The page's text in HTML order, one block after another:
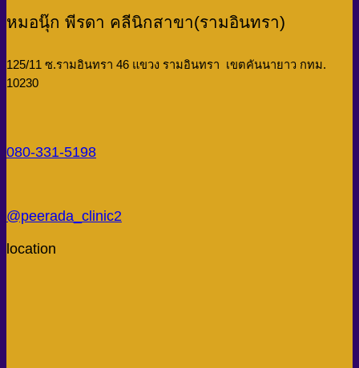
หมอนุ๊ก พีรดา คลีนิกสาขา(รามอินทรา)
125/11 ซ.รามอินทรา 46 แขวง รามอินทรา เขตคันนายาว กทม.
10230
080-331-5198
@peerada_clinic2
location